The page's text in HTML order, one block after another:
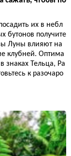
их в небл
бутонов получите
Луны влияют на
клубней. Оптима
знаках Тельца, Ра
к разочаро